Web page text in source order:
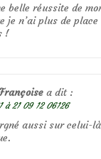
belle réussite de
je n’ai plus de place
!
a dit :
à 21 09 12 06126
aussi sur celui-